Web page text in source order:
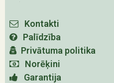
Kontakti
Palīdzība
Privātuma politika
Norēķini
Garantija